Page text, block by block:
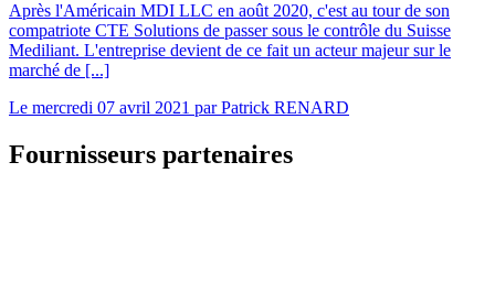
Après l'Américain MDI LLC en août 2020, c'est au tour de son
compatriote CTE Solutions de passer sous le contrôle du Suisse
Mediliant. L'entreprise devient de ce fait un acteur majeur sur le
marché de [...]
Le mercredi 07 avril 2021 parPatrick RENARD
Fournisseurs partenaires